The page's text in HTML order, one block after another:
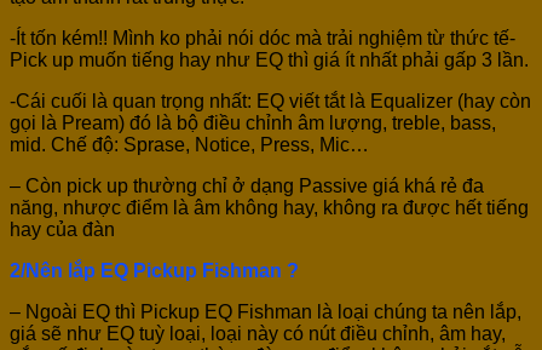
-Ít tốn kém!! Mình ko phải nói dóc mà trải nghiệm từ thức tế-
Pick up muốn tiếng hay như EQ thì giá ít nhất phải gấp 3 lần.
-Cái cuối là quan trọng nhất: EQ viết tắt là Equalizer (hay còn
gọi là Pream) đó là bộ điều chỉnh âm lượng, treble, bass,
mid. Chế độ: Sprase, Notice, Press, Mic…
– Còn pick up thường chỉ ở dạng Passive giá khá rẻ đa
năng, nhược điểm là âm không hay, không ra được hết tiếng
hay của đàn
2/Nên lắp EQ Pickup Fishman ?
– Ngoài EQ thì Pickup EQ Fishman là loại chúng ta nên lắp,
giá sẽ như EQ tuỳ loại, loại này có nút điều chỉnh, âm hay,